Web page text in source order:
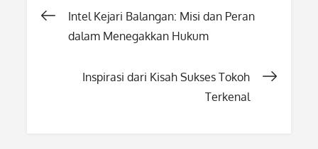
Post
Intel Kejari Balangan: Misi dan Peran
dalam Menegakkan Hukum
Inspirasi dari Kisah Sukses Tokoh
Terkenal